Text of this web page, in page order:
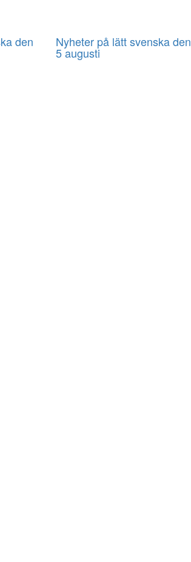
den Nyheter på lätt svenska den
5 augusti